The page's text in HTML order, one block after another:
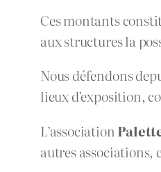
Ces montants
aux structures la
Nous défendons
lieux d’exposition,
L’association
autres